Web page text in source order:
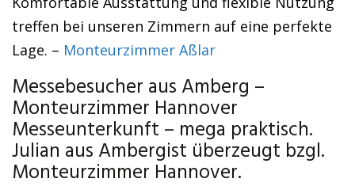
treffen bei unseren Zimmern auf eine perfekte
Lage. – Monteurzimmer Aßlar
Messebesucher aus Amberg –
Monteurzimmer Hannover
Messeunterkunft – mega praktisch.
Julian aus Ambergist überzeugt bzgl.
Monteurzimmer Hannover.